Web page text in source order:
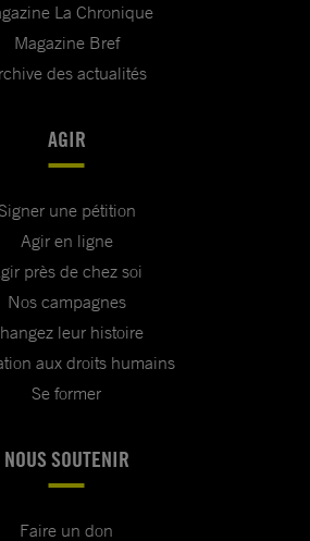
La Chronique
Magazine Bref
des actualités
AGIR
une pétition
Agir en ligne
près de chez soi
Nos campagnes
leur histoire
aux droits humains
Se former
NOUS SOUTENIR
Faire un don